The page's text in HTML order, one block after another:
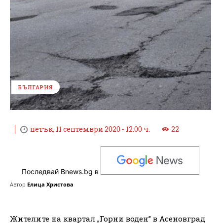
БЪЛГАРИЯ
петък, 11 септември 2020 - 12:00 ч. 22
Последвай Bnews.bg в
Автор Елица Христова
Жителите на квартал „Горни воден” в Асеновград